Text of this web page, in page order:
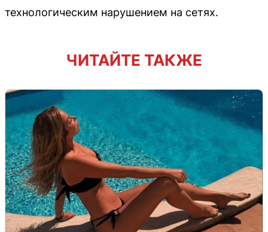
технологическим нарушением на сетях.
ЧИТАЙТЕ ТАКЖЕ